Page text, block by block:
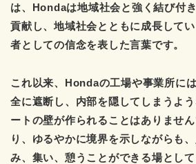
は、Hondaは地域社会と強く結び付
貢献し、地域社会とともに成長して
者としての信念を表した言葉です。
これ以来、Hondaの工場や事業所に
全に遮断し、内部を隠してしまうよ
ートの壁が作られることはありませ
り、ゆるやかに境界を示しながらも
み、集い、憩うことができる場とし